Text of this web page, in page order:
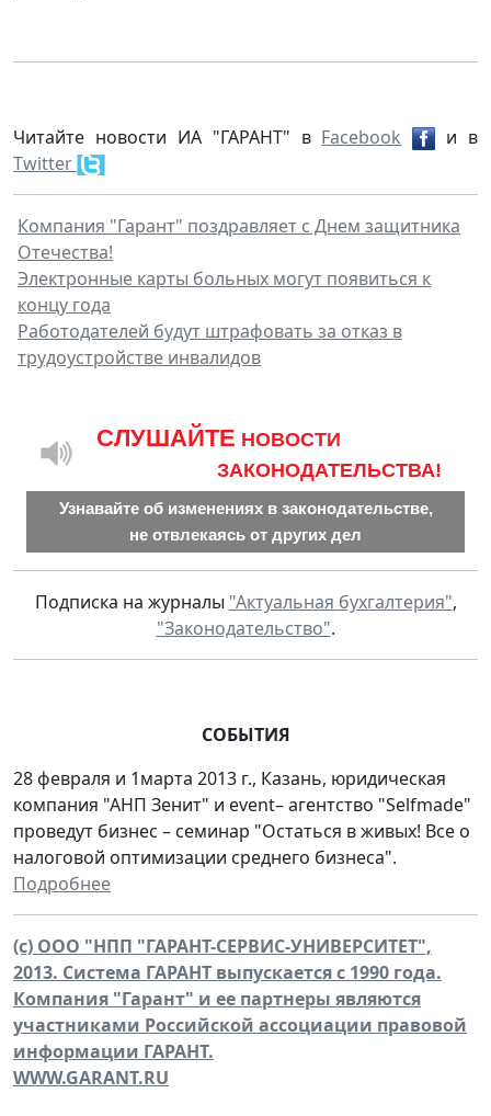
Читайте новости ИА "ГАРАНТ" в Facebook
и в
Twitter
Компания "Гарант" поздравляет с Днем защитника
Отечества!
Электронные карты больных могут появиться к
концу года
Работодателей будут штрафовать за отказ в
трудоустройстве инвалидов
CЛУШАЙТЕ НОВОСТИ
ЗАКОНОДАТЕЛЬСТВА!
Узнавайте об изменениях в законодательстве,
не отвлекаясь от других дел
Подписка на журналы "Актуальная бухгалтерия",
"Законодательство".
СОБЫТИЯ
28 февраля и 1марта 2013 г., Казань, юридическая
компания "АНП Зенит" и event– агентство "Selfmade"
проведут бизнес – семинар "Остаться в живых! Все о
налоговой оптимизации среднего бизнеса".
Подробнее
(c) ООО "НПП "ГАРАНТ-СЕРВИС-УНИВЕРСИТЕТ",
2013. Система ГАРАНТ выпускается с 1990 года.
Компания "Гарант" и ее партнеры являются
участниками Российской ассоциации правовой
информации ГАРАНТ.
WWW.GARANT.RU